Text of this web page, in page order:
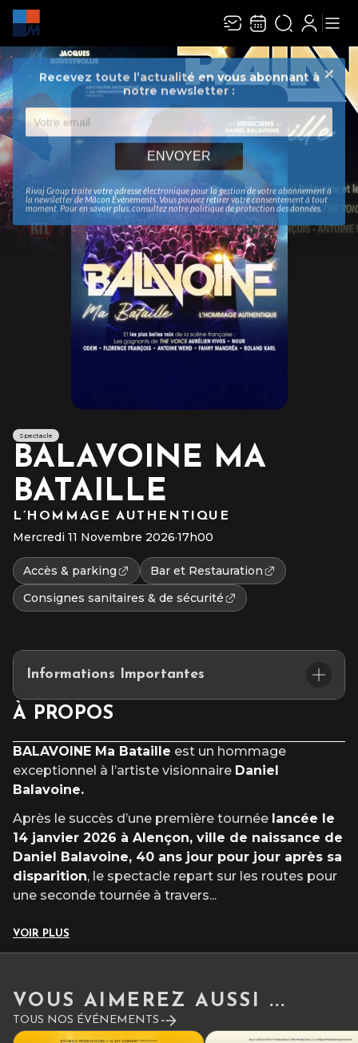
Recevez toute l’actualité en vous abonnant à
notre newsletter :
ENVOYER
Rivaj Group traite votre adresse électronique pour la gestion de votre abonnement à
la newsletter deMâcon Événements. Vous pouvez retirer votre consentement à tout
moment. Pour en savoir plus, consultez notrepolitique de protection des données.
Spectacle
BALAVOINE MA
BATAILLE
L’HOMMAGE AUTHENTIQUE
Mercredi 11 Novembre 2026·17h00
Accès & parking
Bar et Restauration
Consignes sanitaires & de sécurité
Informations Importantes
Placement : Assis numéroté
après l’heure du début du spectacle.
À PROPOS
BALAVOINE Ma Bataille est un hommage
exceptionnel à l’artiste visionnaire Daniel
Balavoine.
Après le succès d’une première tournée lancée le
14 janvier 2026 à Alençon, ville de naissance de
Daniel Balavoine, 40 ans jour pour jour après sa
disparition, le spectacle repart sur les routes pour
une seconde tournée à travers...
VOIR PLUS
VOUS AIMEREZ AUSSI ...
TOUS NOS ÉVÉNEMENTS